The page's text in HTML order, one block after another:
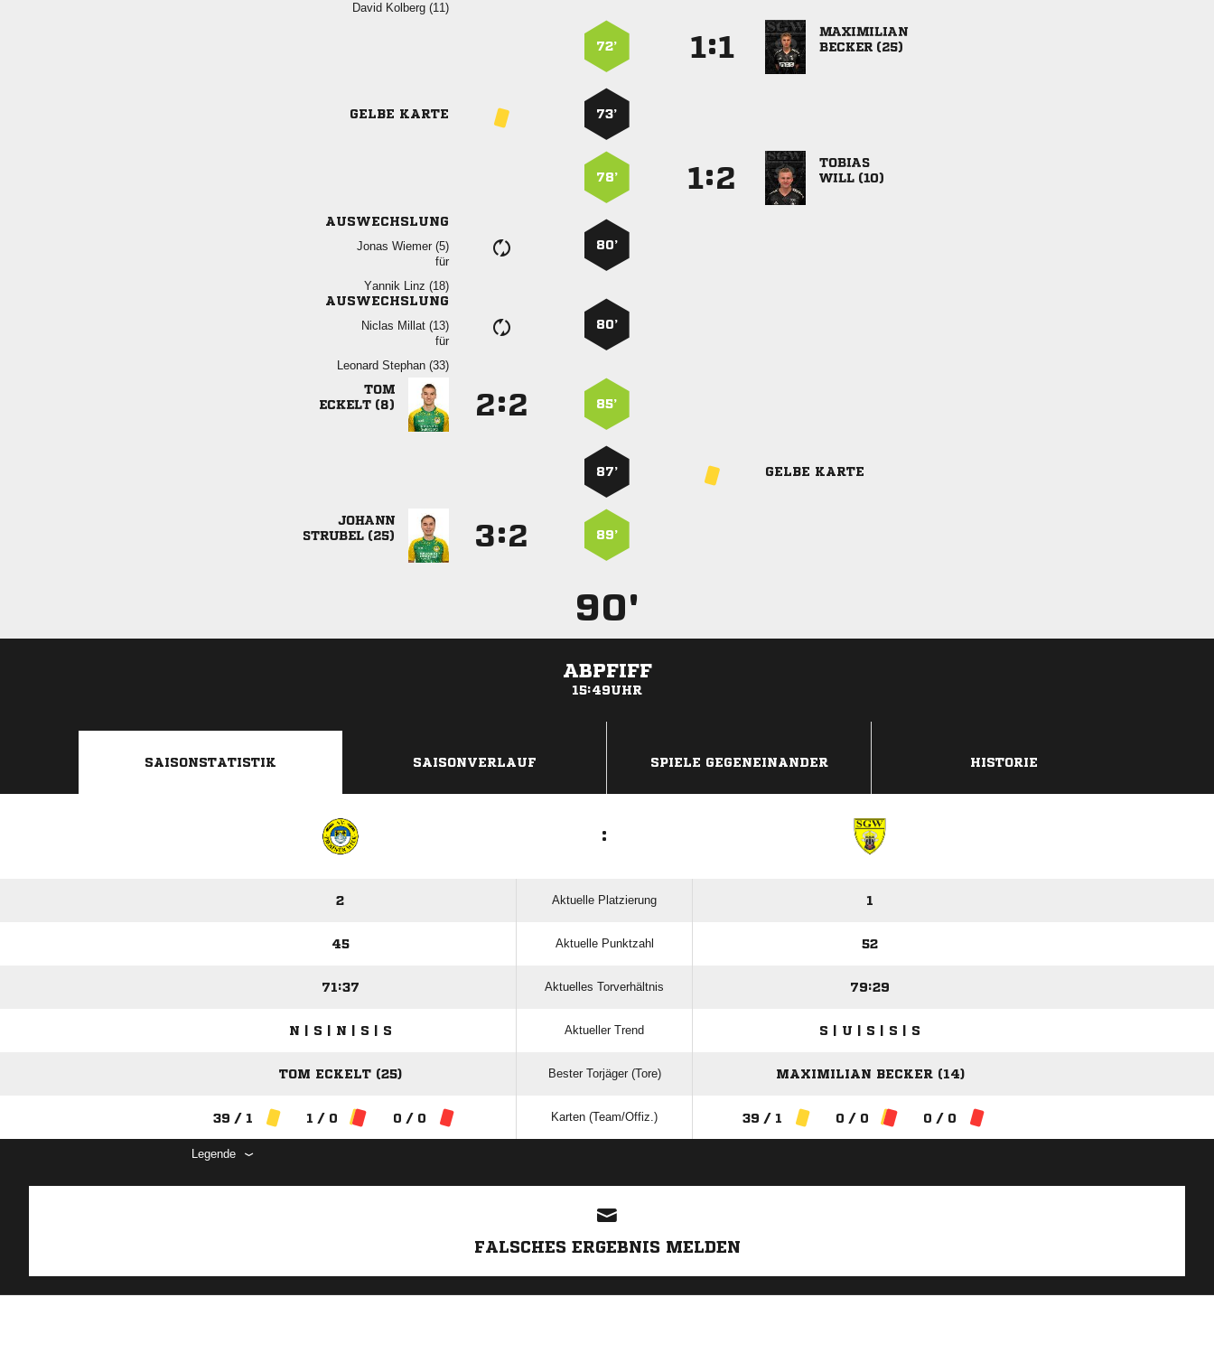
  
72’ :

 
GELBE KARTE 73’
78’ :

 
AUSWECHSLUNG
  
für
  
80’
AUSWECHSLUNG
  
für
  
80’

 
: 85’
87’ GELBE KARTE

 
: 89’
90'
ABPFIFF
15:49UHR
SAISONSTATISTIK SAISONVERLAUF SPIELE GEGENEINANDER HISTORIE
:
2 Aktuelle Platzierung 1
45 Aktuelle Punktzahl 52
71:37 Aktuelles Torverhältnis 79:29
N | S | N | S | S Aktueller Trend S | U | S | S | S
TOM ECKELT (25) Bester Torjäger (Tore) MAXIMILIAN BECKER (14)
39 / 1 1 / 0 0 / 0 Karten (Team/Offiz.) 39 / 1 0 / 0 0 / 0
Legende
FALSCHES ERGEBNIS MELDEN